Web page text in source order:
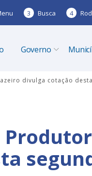
3 Busca 4
Governo
divulga cotação